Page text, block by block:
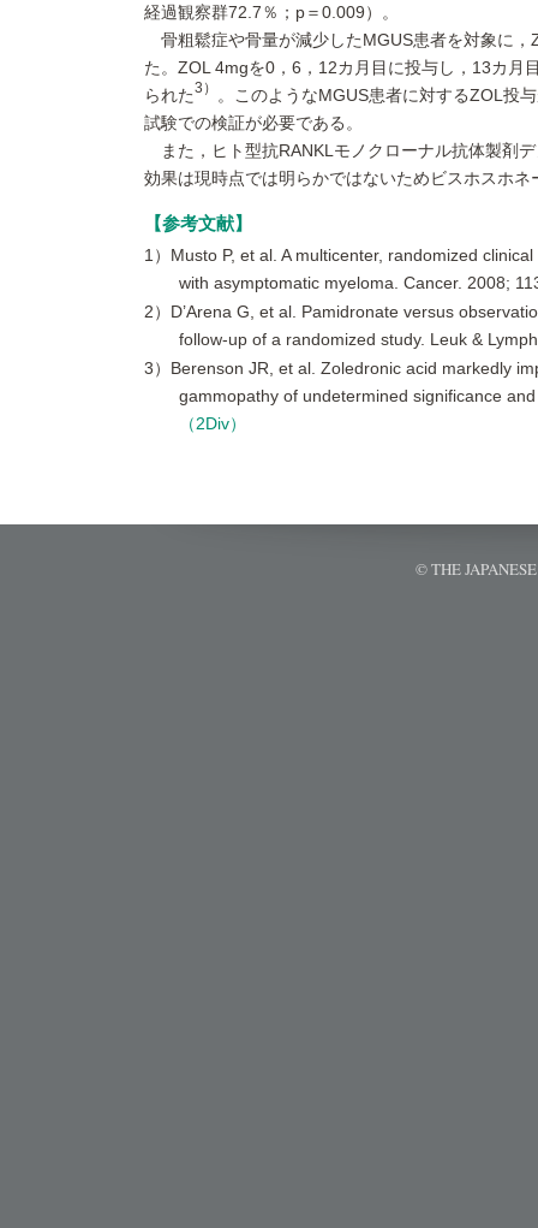
経過観察群72.7％；p＝0.009）。
骨粗鬆症や骨量が減少したMGUS患者を対象に
た。ZOL 4mgを0，6，12カ月目に投与し，13カ月
られた3）
。このようなMGUS患者に対するZOL投
試験での検証が必要である。
また，ヒト型抗RANKLモノクローナル抗体製剤
効果は現時点では明らかではないためビスホスホ
参考文献
1）Musto P, et al. A multicenter, randomized
with asymptomatic myeloma. Cancer. 2008;
2）D’Arena G, et al. Pamidronate versus
follow-up of a randomized study. Leuk &
3）Berenson JR, et al. Zoledronic acid markedly
gammopathy of undetermined significance
（2Div）
© THE